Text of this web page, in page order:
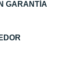
GARANTÍA